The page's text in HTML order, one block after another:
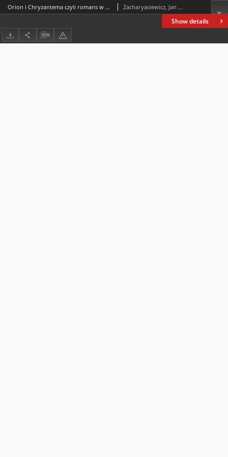
Show details
Orion i Chryzantema czyli romans w XX wieku Zacharyasiewicz, Jan (1823-1906)